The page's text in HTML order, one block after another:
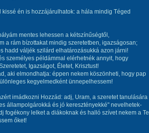
én is hozzájárulhatok: a hála mindig Téged
mentes lehessen a kétszínűségtől,
a rám bízottakat mindig szeretetben, igazságosan;
hadd váljék szilárd elhatározásukká azon járni!
személyes példámmal elérhetnék annyit, hogy
Igazságot, Életet, Krisztust!
aki elmondhatja: éppen nekem köszönheti, hogy pap
kegyelmedként ünnepelhessem!
imádkozni Hozzád: adj, Uram, a szeretet tanulására
állampolgárokká és jó keresztényekké" nevelhetek-
fogékony lelket a diákoknak és halló szívet nekem a Te
őket!